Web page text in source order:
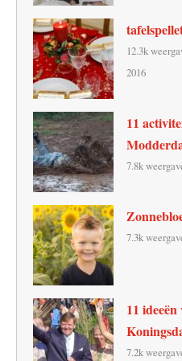
12.3k
2016
11
7.8k
7.3k
11
7.2k